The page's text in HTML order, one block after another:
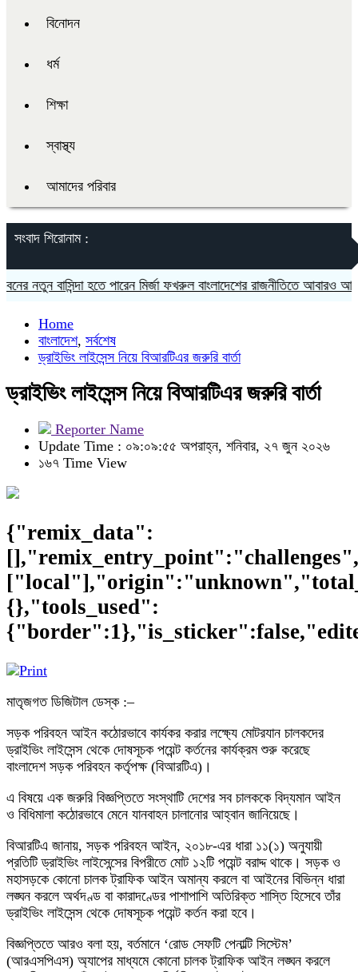
বিনোদন
ধর্ম
শিক্ষা
স্বাস্থ্য
আমাদের পরিবার
সংবাদ শিরোনাম :
বাসিন্দা হতে পারেন মির্জা ফখরুল বাংলাদেশের রাজনীতিতে আবারও আলোচনার
Home
বাংলাদেশ, সর্বশেষ
ড্রাইভিং লাইসেন্স নিয়ে বিআরটিএর জরুরি বার্তা
ড্রাইভিং লাইসেন্স নিয়ে বিআরটিএর জরুরি বার্তা
Reporter Name
Update Time : ০৯:০৯:৫৫ অপরাহ্ন, শনিবার, ২৭ জুন ২০২৬
১৬৭ Time View
{"remix_data":
{},"tools_used":
মাতৃজগত ডিজিটাল ডেস্ক :–
সড়ক পরিবহন আইন কঠোরভাবে কার্যকর করার লক্ষ্যে মোটরযান চালকদের
ড্রাইভিং লাইসেন্স থেকে দোষসূচক পয়েন্ট কর্তনের কার্যক্রম শুরু করেছে
বাংলাদেশ সড়ক পরিবহন কর্তৃপক্ষ (বিআরটিএ)।
এ বিষয়ে এক জরুরি বিজ্ঞপ্তিতে সংস্থাটি দেশের সব চালককে বিদ্যমান আইন
ও বিধিমালা কঠোরভাবে মেনে যানবাহন চালানোর আহ্বান জানিয়েছে।
বিআরটিএ জানায়, সড়ক পরিবহন আইন, ২০১৮-এর ধারা ১১(১) অনুযায়ী
প্রতিটি ড্রাইভিং লাইসেন্সের বিপরীতে মোট ১২টি পয়েন্ট বরাদ্দ থাকে। সড়ক ও
মহাসড়কে কোনো চালক ট্রাফিক আইন অমান্য করলে বা আইনের বিভিন্ন ধারা
লঙ্ঘন করলে অর্থদণ্ড বা কারাদণ্ডের পাশাপাশি অতিরিক্ত শাস্তি হিসেবে তাঁর
ড্রাইভিং লাইসেন্স থেকে দোষসূচক পয়েন্ট কর্তন করা হবে।
বিজ্ঞপ্তিতে আরও বলা হয়, বর্তমানে ‘রোড সেফটি পেনাল্টি সিস্টেম’
(আরএসপিএস) অ্যাপের মাধ্যমে কোনো চালক ট্রাফিক আইন লঙ্ঘন করলে